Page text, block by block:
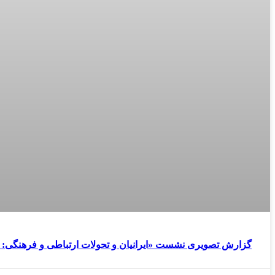
گزارش تصویری نشست «ایرانیان و تحولات ارتباطی و فرهنگی: